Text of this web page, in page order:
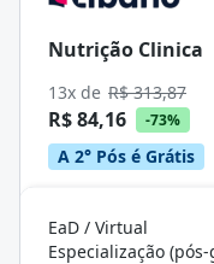
Nutrição Clinica
13x de R$ 313,87
R$ 84,16 -73%
A 2° Pós é Grátis
EaD / Virtual